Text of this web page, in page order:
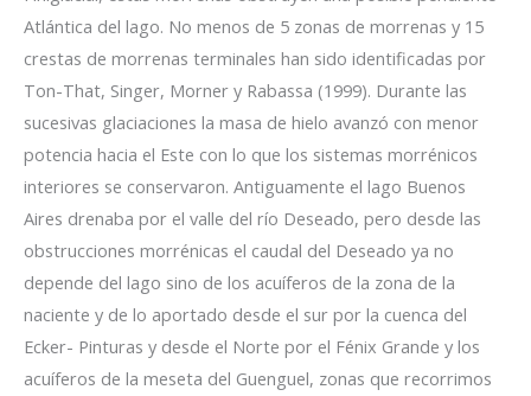
Atlántica del lago. No menos de 5 zonas de morrenas y 15
crestas de morrenas terminales han sido identificadas por
Ton-That, Singer, Morner y Rabassa (1999). Durante las
sucesivas glaciaciones la masa de hielo avanzó con menor
potencia hacia el Este con lo que los sistemas morrénicos
interiores se conservaron. Antiguamente el lago Buenos
Aires drenaba por el valle del río Deseado, pero desde las
obstrucciones morrénicas el caudal del Deseado ya no
depende del lago sino de los acuíferos de la zona de la
naciente y de lo aportado desde el sur por la cuenca del
Ecker- Pinturas y desde el Norte por el Fénix Grande y los
acuíferos de la meseta del Guenguel, zonas que recorrimos